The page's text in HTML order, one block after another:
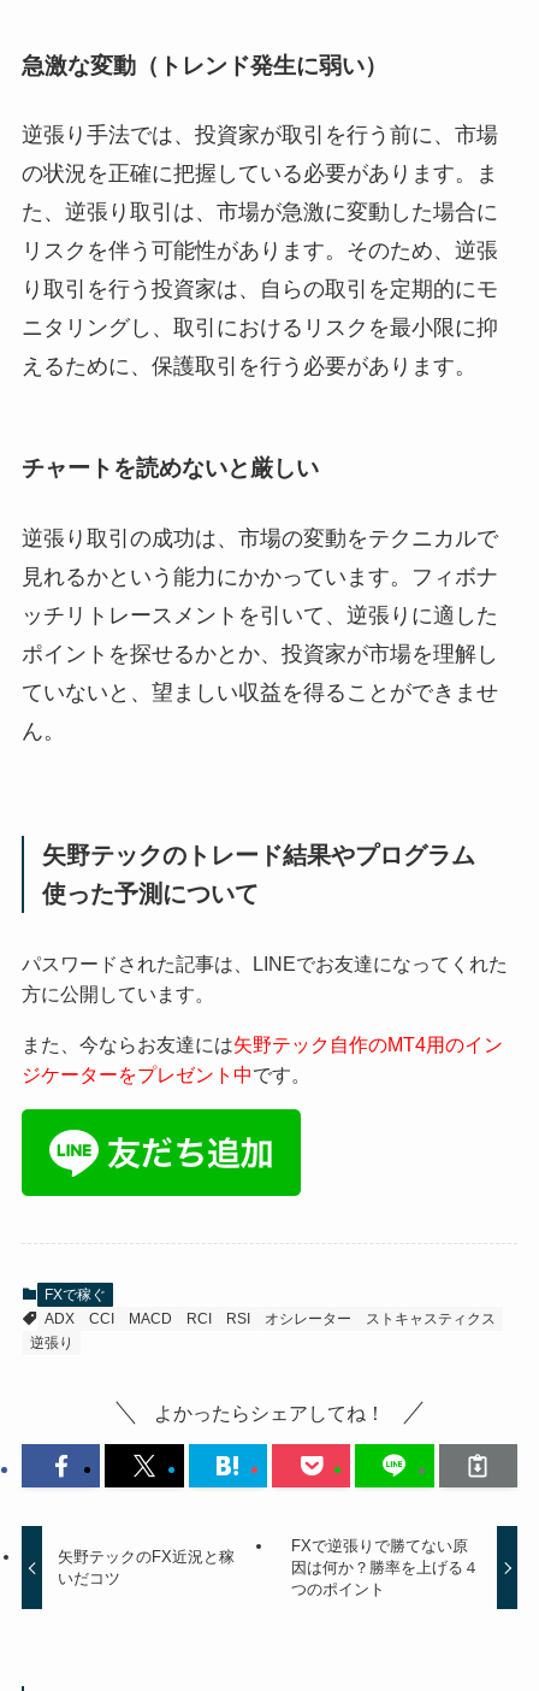
急激な変動（トレンド発生に弱い）
逆張り手法では、投資家が取引を行う前に、市場
の状況を正確に把握している必要があります。ま
た、逆張り取引は、市場が急激に変動した場合に
リスクを伴う可能性があります。そのため、逆張
り取引を行う投資家は、自らの取引を定期的にモ
ニタリングし、取引におけるリスクを最小限に抑
えるために、保護取引を行う必要があります。
チャートを読めないと厳しい
逆張り取引の成功は、市場の変動をテクニカルで
見れるかという能力にかかっています。フィボナ
ッチリトレースメントを引いて、逆張りに適した
ポイントを探せるかとか、投資家が市場を理解し
ていないと、望ましい収益を得ることができませ
ん。
矢野テックのトレード結果やプログラム
使った予測について
パスワードされた記事は、LINEでお友達になってくれた
方に公開しています。
また、今ならお友達には矢野テック自作のMT4用のイン
ジケーターをプレゼント中です。
FXで稼ぐ
ADX
CCI MACD RCI RSI オシレーター
ストキャスティクス
逆張り
よかったらシェアしてね！
矢野テックのFX近況と稼
いだコツ
FXで逆張りで勝てない原
因は何か？勝率を上げる４
つのポイント